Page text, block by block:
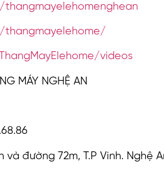
thangmayelehome/
videos
MÁY NGHỆ AN
đường 72m, T.P Vinh. Nghệ